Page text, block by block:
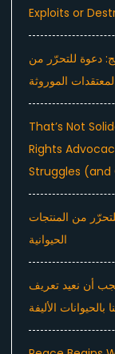
Exploits or
دعوة للتحرّر من
الموروثة
That’s Not
Rights
Struggles (and
من المنتجات
الحيوانية
يجب أن نعيد تعريف
بالحيوانات الأليفة